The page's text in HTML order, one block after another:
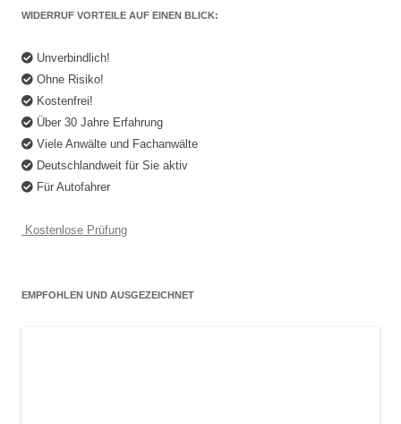
WIDERRUF VORTEILE AUF EINEN BLICK:
Unverbindlich!
Ohne Risiko!
Kostenfrei!
Über 30 Jahre Erfahrung
Viele Anwälte und Fachanwälte
Deutschlandweit für Sie aktiv
Für Autofahrer
Kostenlose Prüfung
EMPFOHLEN UND AUSGEZEICHNET